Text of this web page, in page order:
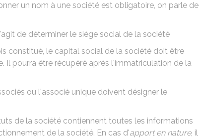
un nom à une société est obligatoire, on parle de
de déterminer le siège social de la société
constitué, le capital social de la société doit être
Il pourra être récupéré après l'immatriculation de la
ou l'associé unique doivent désigner le
de la société contiennent toutes les informations
de la société. En cas d'apport en nature, il